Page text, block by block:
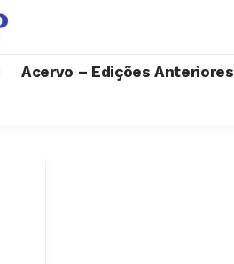
Acervo – Edições Anteriores